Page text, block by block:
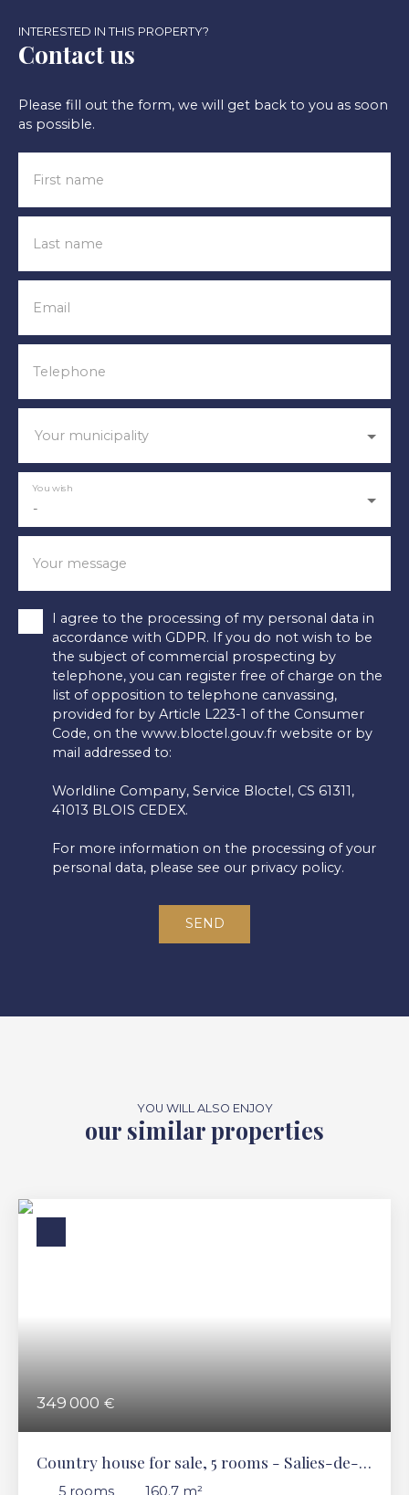
INTERESTED IN THIS PROPERTY?
Contact us
Please fill out the form, we will get back to you as soon
as possible.
First name
Last name
Email
Telephone
Your municipality
-
You wish
Your message
I agree to the processing of my personal data in
accordance with GDPR. If you do not wish to be
the subject of commercial prospecting by
telephone, you can register free of charge on the
list of opposition to telephone canvassing,
provided for by Article L223-1 of the Consumer
Code, on the www.bloctel.gouv.fr website or by
mail addressed to:
Worldline Company, Service Bloctel, CS 61311,
41013 BLOIS CEDEX.
For more information on the processing of your
personal data, please see our privacy policy.
SEND
YOU WILL ALSO ENJOY
our similar properties
349 000 €
Country house for sale, 5 rooms - Salies-de-
Béarn 64270
5 rooms 160.7 m²